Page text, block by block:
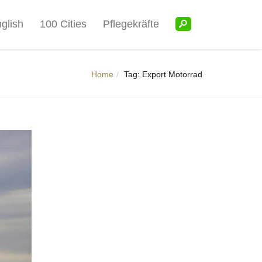
100 Cities Pflegekräfte
Home Tag: Export Motorrad